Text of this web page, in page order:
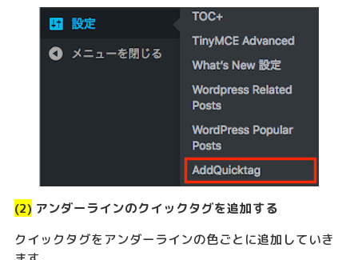
(2) アンダーラインのクイックタグを追加する
クイックタグをアンダーラインの色ごとに追加していき